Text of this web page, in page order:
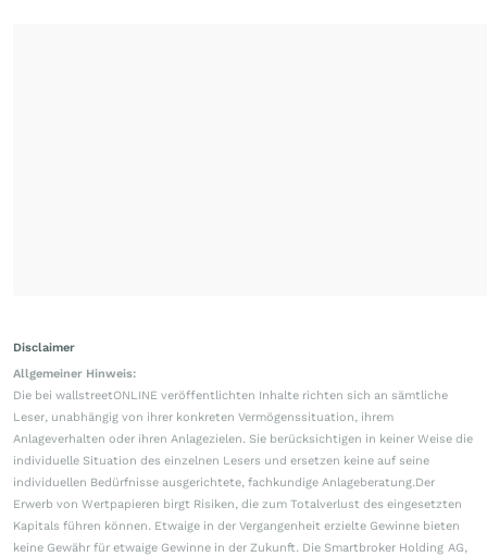
Disclaimer
Allgemeiner Hinweis:
Die bei wallstreetONLINE veröffentlichten Inhalte richten sich an sämtliche
Leser, unabhängig von ihrer konkreten Vermögenssituation, ihrem
Anlageverhalten oder ihren Anlagezielen. Sie berücksichtigen in keiner Weise die
individuelle Situation des einzelnen Lesers und ersetzen keine auf seine
individuellen Bedürfnisse ausgerichtete, fachkundige Anlageberatung.Der
Erwerb von Wertpapieren birgt Risiken, die zum Totalverlust des eingesetzten
Kapitals führen können. Etwaige in der Vergangenheit erzielte Gewinne bieten
keine Gewähr für etwaige Gewinne in der Zukunft. Die Smartbroker Holding AG,